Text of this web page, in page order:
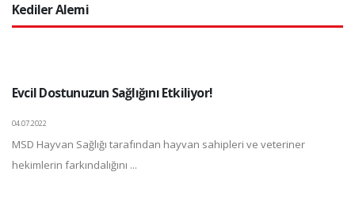
Kediler Alemi
Evcil Dostunuzun Sağlığını Etkiliyor!
04.07.2022
MSD Hayvan Sağlığı tarafından hayvan sahipleri ve veteriner
hekimlerin farkındalığını ...